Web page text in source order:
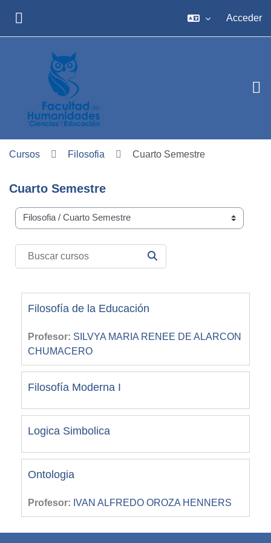
Acceder
Cursos Filosofia Cuarto Semestre
Cuarto Semestre
Carreras
Buscar cursos
BUSCAR CURSOS
Filosofía de la Educación
Profesor: SILVYA MARIA RENEE DE ALARCON
CHUMACERO
Filosofía Moderna I
Logica Simbolica
Ontologia
Profesor: IVAN ALFREDO OROZA HENNERS